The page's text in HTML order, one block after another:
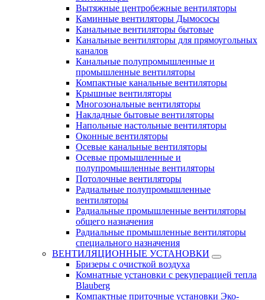
Вытяжные центробежные вентиляторы
Каминные вентиляторы Дымососы
Канальные вентиляторы бытовые
Канальные вентиляторы для прямоугольных
каналов
Канальные полупромышленные и
промышленные вентиляторы
Компактные канальные вентиляторы
Крышные вентиляторы
Многозональные вентиляторы
Накладные бытовые вентиляторы
Напольные настольные вентиляторы
Оконные вентиляторы
Осевые канальные вентиляторы
Осевые промышленные и
полупромышленные вентиляторы
Потолочные вентиляторы
Радиальные полупромышленные
вентиляторы
Радиальные промышленные вентиляторы
общего назначения
Радиальные промышленные вентиляторы
специального назначения
ВЕНТИЛЯЦИОННЫЕ УСТАНОВКИ
Бризеры с очисткой воздуха
Комнатные установки с рекуперацией тепла
Blauberg
Компактные приточные установки Эко-